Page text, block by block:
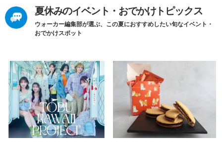
夏休みのイベント・おでかけトピックス
ウォーカー編集部が選ぶ、この夏におすすめしたい旬なイベント・
おでかけスポット